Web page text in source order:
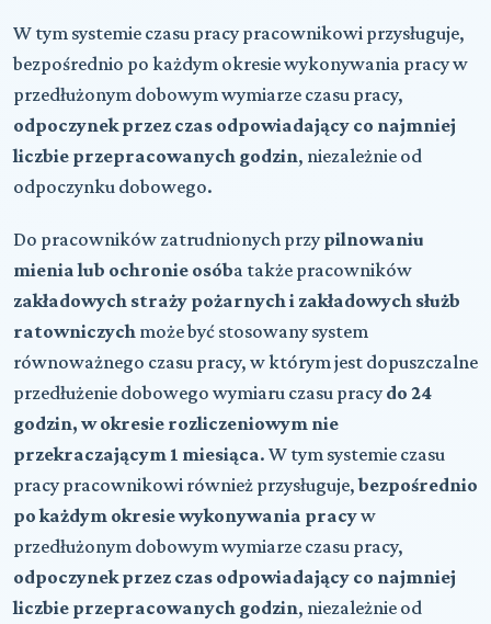
W tym systemie czasu pracy pracownikowi przysługuje,
bezpośrednio po każdym okresie wykonywania pracy w
przedłużonym dobowym wymiarze czasu pracy,
odpoczynek przez czas odpowiadający co najmniej
liczbie przepracowanych godzin, niezależnie od
odpoczynku dobowego.
Do pracowników zatrudnionych przy pilnowaniu
mienia lub ochronie osóba także pracowników
zakładowych straży pożarnych i zakładowych służb
ratowniczych może być stosowany system
równoważnego czasu pracy, w którym jest dopuszczalne
przedłużenie dobowego wymiaru czasu pracy do 24
godzin, w okresie rozliczeniowym nie
przekraczającym 1 miesiąca. W tym systemie czasu
pracy pracownikowi również przysługuje,bezpośrednio
po każdym okresie wykonywania pracyw
przedłużonym dobowym wymiarze czasu pracy,
odpoczynek przez czas odpowiadający co najmniej
liczbie przepracowanych godzin, niezależnie od